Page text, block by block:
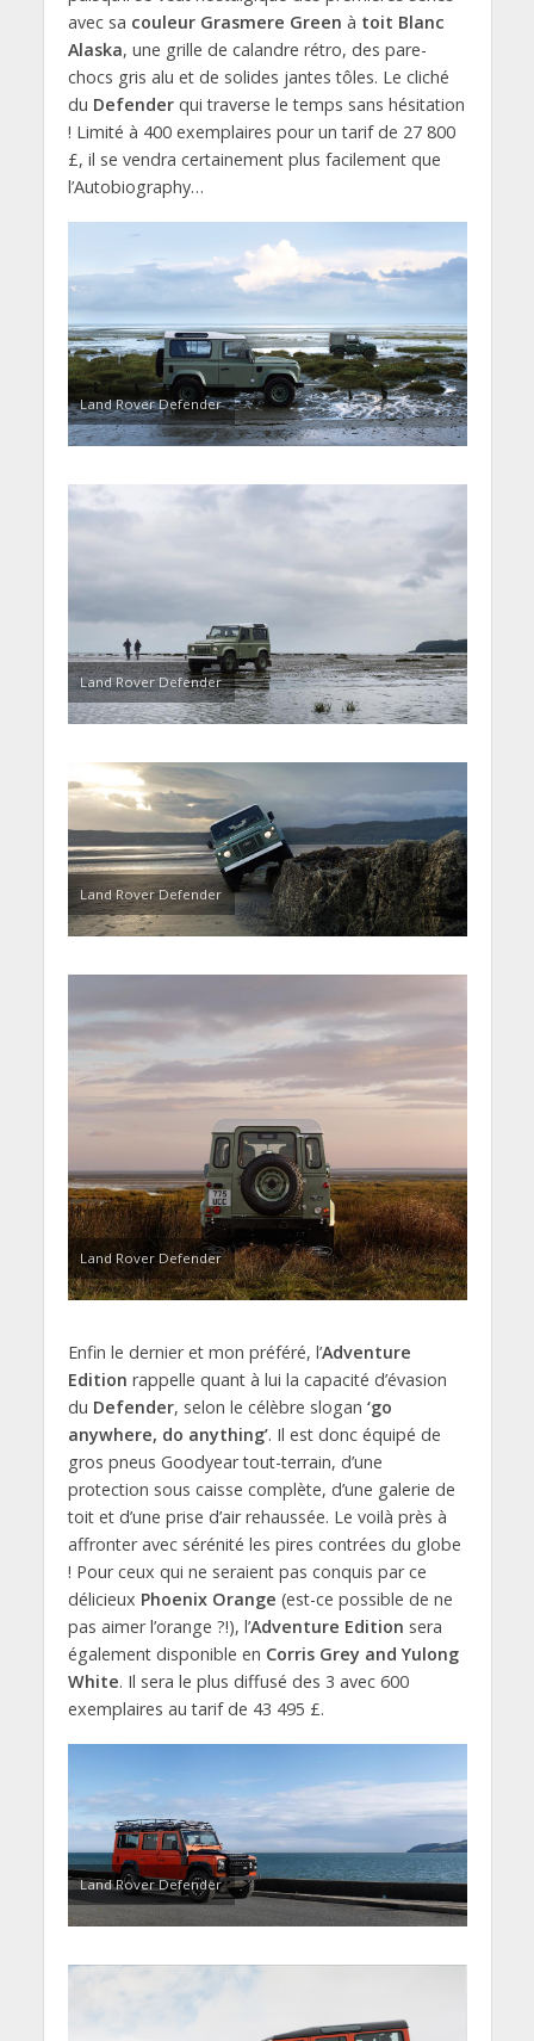
avec sa couleur Grasmere Green à toit Blanc
Alaska, une grille de calandre rétro, des pare-
chocs gris alu et de solides jantes tôles. Le cliché
du Defenderqui traverse le temps sans hésitation
! Limité à 400 exemplaires pour un tarif de 27 800
£, il se vendra certainement plus facilement que
l’Autobiography…
Land Rover Defender
Land Rover Defender
Land Rover Defender
Land Rover Defender
Enfin le dernier et mon préféré, l’Adventure
Edition rappelle quant à lui la capacité d’évasion
du Defender, selon le célèbre slogan ‘go
anywhere, do anything’. Il est donc équipé de
gros pneus Goodyear tout-terrain, d’une
protection sous caisse complète, d’une galerie de
toit et d’une prise d’air rehaussée. Le voilà près à
affronter avec sérénité les pires contrées du globe
! Pour ceux qui ne seraient pas conquis par ce
délicieux Phoenix Orange (est-ce possible de ne
pas aimer l’orange ?!), l’Adventure Edition sera
également disponible en Corris Grey and Yulong
White. Il sera le plus diffusé des 3 avec 600
exemplaires au tarif de 43 495 £.
Land Rover Defender